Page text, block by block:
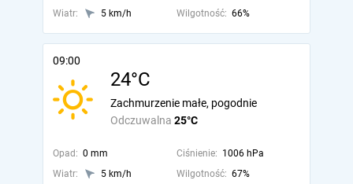
Wiatr:
5 km/h Wilgotność: 66%
09:00
24°C
Odczuwalna 25°C
Zachmurzenie małe, pogodnie
Opad: 0 mm Ciśnienie: 1006 hPa
Wiatr:
5 km/h Wilgotność: 67%